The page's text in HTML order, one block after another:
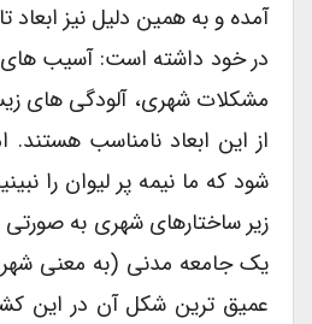
آمده و به همین دلیل نیز ابعاد
در خود داشته است: آسیب های
مشکلات شهری، آلودگی های
از این ابعاد نامناسب هستند.
شود که ما نیمه پر لیوان را
زیر ساختارهای شهری به
یک جامعه مدنی (به معنی
عمیق ترین شکل آن در این